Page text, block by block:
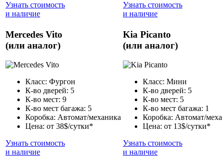
Узнать стоимость
и наличие
Узнать стоимость
и наличие
Mercedes Vito
(или аналог)
Класс: Фургон
К-во дверей: 5
К-во мест: 9
К-во мест багажа: 5
Коробка: Автомат/механика
Цена: от 38$/сутки*
Узнать стоимость
и наличие
Kia Picanto
(или аналог)
Класс: Мини
К-во дверей: 5
К-во мест: 5
К-во мест багажа: 1
Коробка: Автомат/
Цена: от 13$/сутки*
Узнать стоимость
и наличие